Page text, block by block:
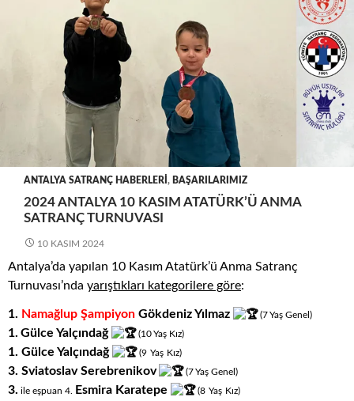
ANTALYA SATRANÇ HABERLERI , BAŞARILARIMIZ
2024 ANTALYA 10 KASIM ATATÜRK’Ü ANMA
SATRANÇ TURNUVASI
10 KASIM 2024
Antalya’da yapılan 10 Kasım Atatürk’ü Anma Satranç
Turnuvası’nda yarıştıkları kategorilere göre:
1. Namağlup Şampiyon Gökdeniz Yılmaz (7Yaş Genel)
1. Gülce Yalçındağ (10Yaş Kız)
1. Gülce Yalçındağ (9 Yaş Kız)
3. Sviatoslav Serebrenikov (7Yaş Genel)
3. ile eşpuan 4. Esmira Karatepe (8 Yaş Kız)